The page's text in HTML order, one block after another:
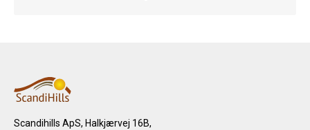
Scandihills ApS, Halkjærvej 16B,